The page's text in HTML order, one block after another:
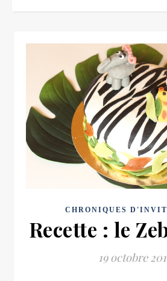
CHRONIQUES
Recette : le
19 octobre